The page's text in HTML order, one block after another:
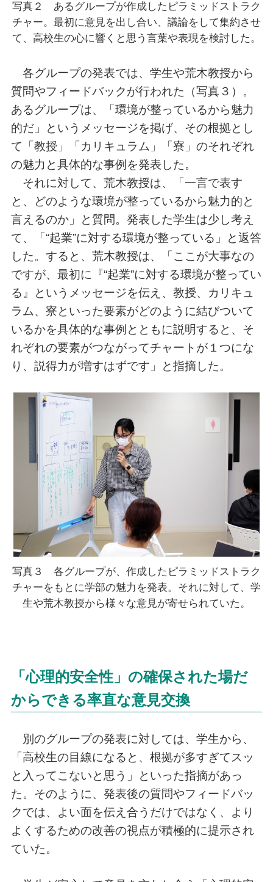
写真２ あるグループが作成したピラミッドストラク
チャー。最初に意見を出し合い、議論をして集約させ
て、高校生の心に響くと思う言葉や表現を検討した。
各グループの発表では、学生や荒木教授から
質問やフィードバックが行われた（写真３）。
あるグループは、「環境が整っているから魅力
的だ」というメッセージを掲げ、その根拠とし
て「教授」「カリキュラム」「寮」のそれぞれ
の魅力と具体的な事例を発表した。
それに対して、荒木教授は、「一言で表す
と、どのような環境が整っているから魅力的と
言えるのか」と質問。発表した学生は少し考え
て、「“起業”に対する環境が整っている」と返答
した。すると、荒木教授は、「ここが大事なの
ですが、最初に『“起業”に対する環境が整ってい
る』というメッセージを伝え、教授、カリキュ
ラム、寮といった要素がどのように結びついて
いるかを具体的な事例とともに説明すると、そ
れぞれの要素がつながってチャートが１つにな
り、説得力が増すはずです」と指摘した。
写真３ 各グループが、作成したピラミッドストラク
チャーをもとに学部の魅力を発表。それに対して、学
生や荒木教授から様々な意見が寄せられていた。
「心理的安全性」の確保された場だ
からできる率直な意見交換
別のグループの発表に対しては、学生から、
「高校生の目線になると、根拠が多すぎてスッ
と入ってこないと思う」といった指摘があっ
た。そのように、発表後の質問やフィードバッ
クでは、よい面を伝え合うだけではなく、より
よくするための改善の視点が積極的に提示され
ていた。